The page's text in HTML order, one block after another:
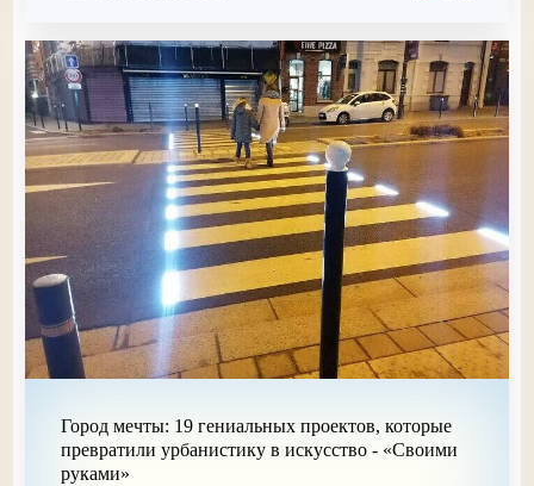
Город мечты: 19 гениальных проектов, которые
превратили урбанистику в искусство - «Своими
руками»